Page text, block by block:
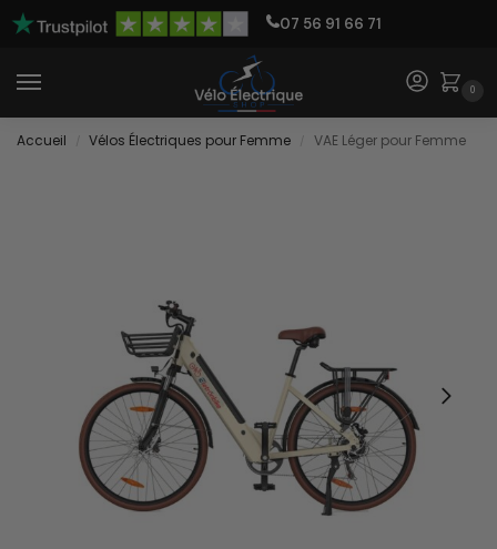
07 56 91 66 71
0
Accueil Vélos Électriques pour Femme VAE Léger pour Femme